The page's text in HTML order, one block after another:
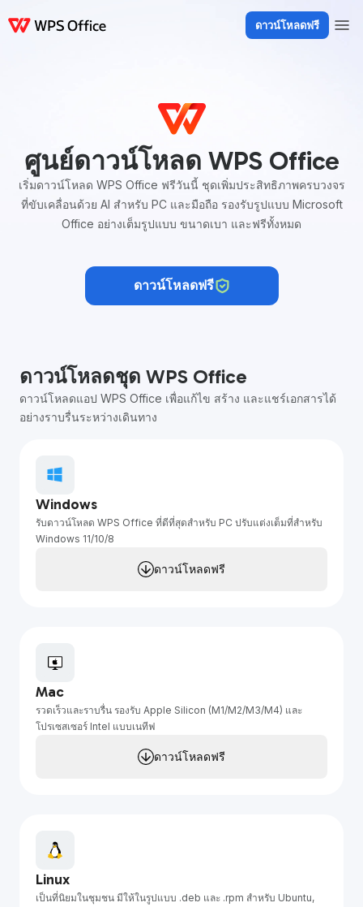
ดาวน์โหลดฟรี
ศูนย์ดาวน์โหลด WPS Office
เริ่มดาวน์โหลด WPS Office ฟรีวันนี้ ชุดเพิ่มประสิทธิภาพครบวงจร
ที่ขับเคลื่อนด้วย AI สำหรับ PC และมือถือ รองรับรูปแบบ Microsoft
Office อย่างเต็มรูปแบบ ขนาดเบา และฟรีทั้งหมด
ดาวน์โหลดฟรี
ดาวน์โหลดชุด WPS Office
ดาวน์โหลดแอป WPS Office เพื่อแก้ไข สร้าง และแชร์เอกสารได้
อย่างราบรื่นระหว่างเดินทาง
Windows
รับดาวน์โหลด WPS Office ที่ดีที่สุดสำหรับ PC ปรับแต่งเต็มที่สำหรับ
Windows 11/10/8
ดาวน์โหลดฟรี
Mac
รวดเร็วและราบรื่น รองรับ Apple Silicon (M1/M2/M3/M4) และ
โปรเซสเซอร์ Intel แบบเนทีฟ
ดาวน์โหลดฟรี
Linux
เป็นที่นิยมในชุมชน มีให้ในรูปแบบ .deb และ .rpm สำหรับ Ubuntu,